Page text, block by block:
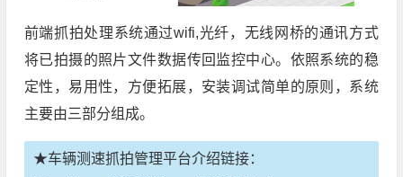
前端抓拍处理系统通过wifi,光纤，无线网桥的通讯方式
将已拍摄的照片文件数据传回监控中心。依照系统的稳
定性，易用性，方便拓展，安装调试简单的原则，系统
主要由三部分组成。
★车辆测速抓拍管理平台介绍链接：